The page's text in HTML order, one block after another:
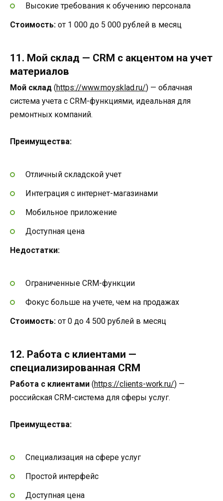
Высокие требования к обучению персонала
Стоимость: от 1 000 до 5 000 рублей в месяц
11. Мой склад — CRM с акцентом на учет
материалов
Мой склад (https://www.moysklad.ru/) — облачная
система учета с CRM-функциями, идеальная для
ремонтных компаний.
Преимущества:
Отличный складской учет
Интеграция с интернет-магазинами
Мобильное приложение
Доступная цена
Недостатки:
Ограниченные CRM-функции
Фокус больше на учете, чем на продажах
Стоимость: от 0 до 4 500 рублей в месяц
12. Работа с клиентами —
специализированная CRM
Работа с клиентами (https://clients-work.ru/) —
российская CRM-система для сферы услуг.
Преимущества:
Специализация на сфере услуг
Простой интерфейс
Доступная цена